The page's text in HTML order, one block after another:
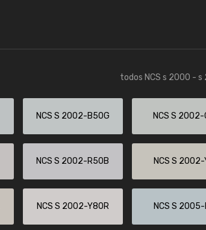
todos NCS s 2000 - s
NCS S 2002-B50G NCS S 2002-
NCS S 2002-R50B NCS S 2002-
NCS S 2002-Y80R NCS S 2005-